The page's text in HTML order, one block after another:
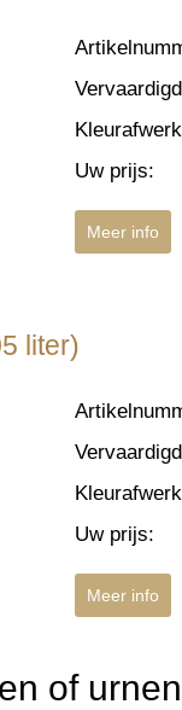
Uw prijs:
Meer info
liter)
Uw prijs:
Meer info
of